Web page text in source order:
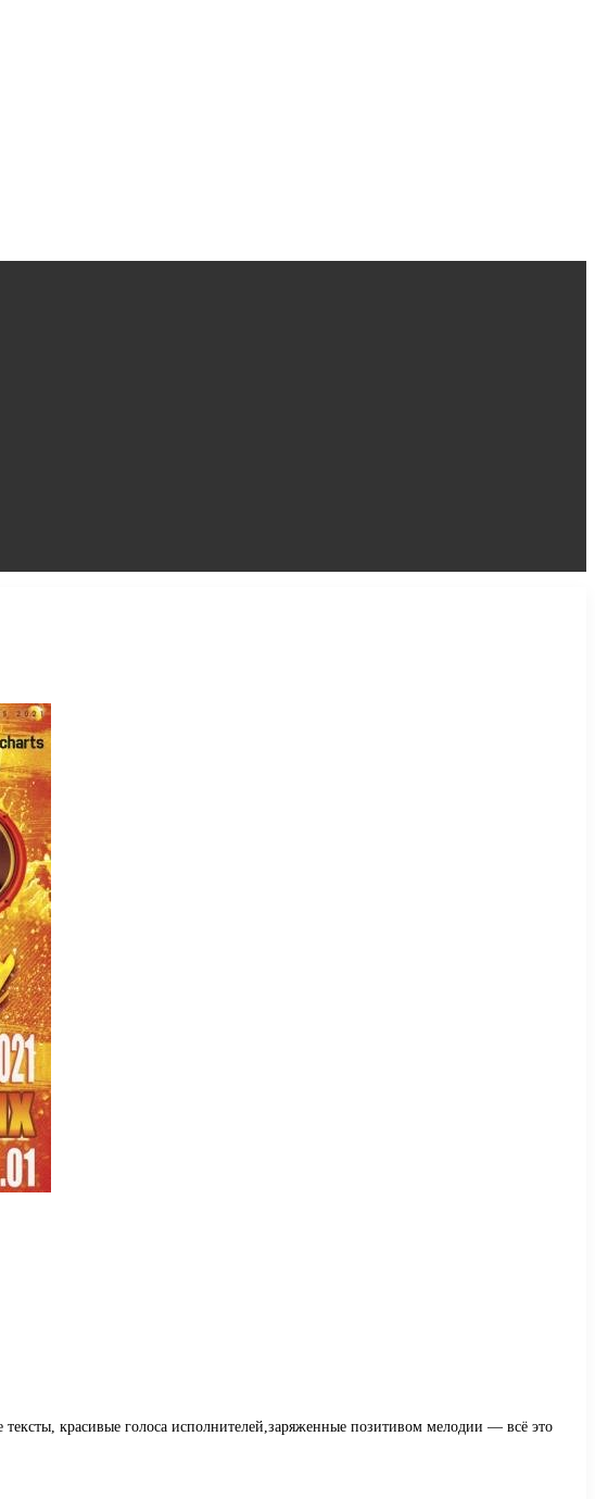
красивые голоса исполнителей,заряженные позитивом мелодии — всё это